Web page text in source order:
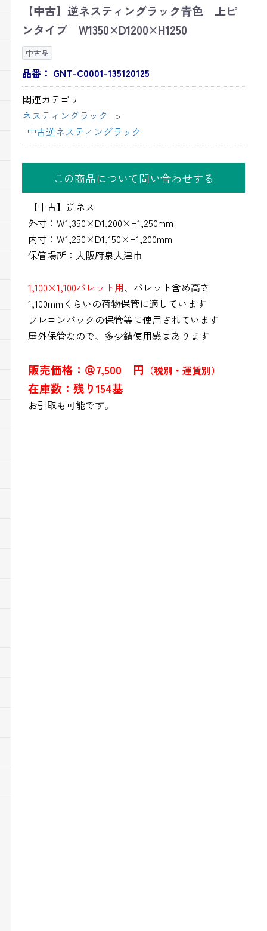
【中古】逆ネスティングラック青色 上ピ
ンタイプ W1350×D1200×H1250
中古品
品番： GNT-C0001-135120125
関連カテゴリ
ネスティングラック
中古逆ネスティングラック
この商品について問い合わせする
【中古】逆ネス
外寸：W1,350×D1,200×H1,250mm
内寸：W1,250×D1,150×H1,200mm
保管場所：大阪府泉大津市
1,100×1,100パレット用、パレット含め高さ
1,100mmくらいの荷物保管に適しています
フレコンバックの保管等に使用されています
屋外保管なので、多少錆使用感はあります
販売価格：＠7,500 円 （税別・運賃別）
在庫数：残り154基
お引取も可能です。